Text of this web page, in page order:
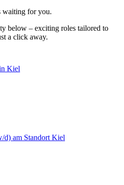
waiting for you.
below – exciting roles tailored to
a click away.
Kiel
d) am Standort Kiel